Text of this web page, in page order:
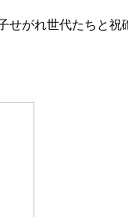
がれ世代たちと祝